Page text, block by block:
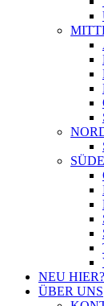
NEU HIER?
ÜBER UNS